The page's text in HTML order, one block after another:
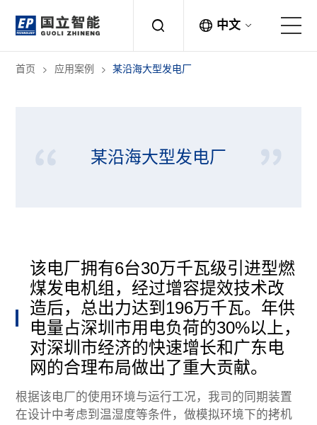
关于国立
产品中心
联系方式
加入我们
中文
首页 应用案例 某沿海大型发电厂
某沿海大型发电厂
该电厂拥有6台30万千瓦级引进型燃
煤发电机组，经过增容提效技术改
造后，总出力达到196万千瓦。年供
电量占深圳市用电负荷的30%以上，
对深圳市经济的快速增长和广东电
网的合理布局做出了重大贡献。
根据该电厂的使用环境与运行工况，我司的同期装置
在设计中考虑到温湿度等条件，做模拟环境下的拷机